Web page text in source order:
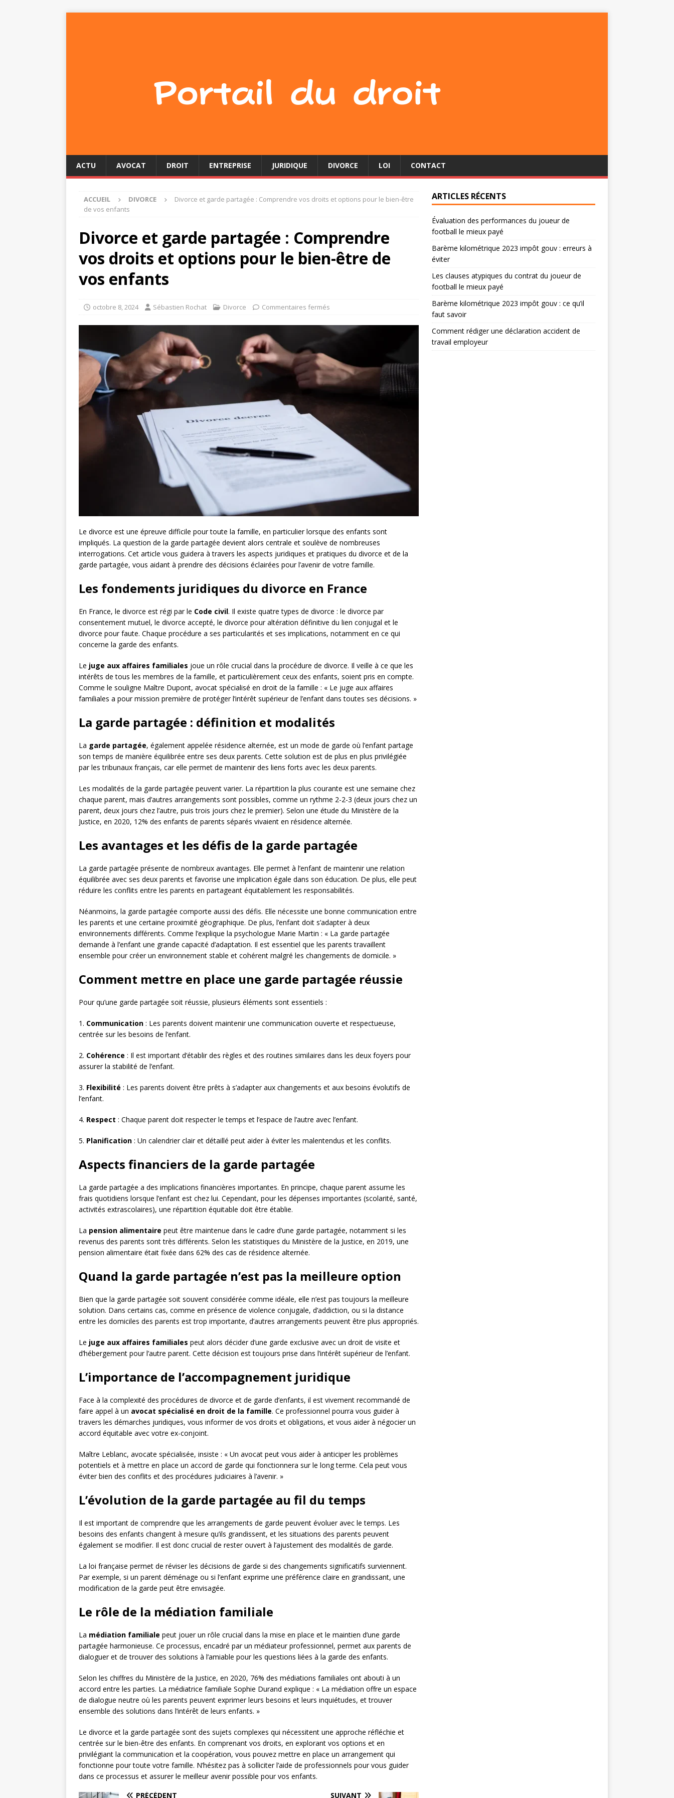
ACTU AVOCAT DROIT ENTREPRISE JURIDIQUE DIVORCE LOI CONTACT
ACCUEIL DIVORCE
Divorce et garde partagée : Comprendre vos droits et options pour le bien-être
de vos enfants
Divorce et garde partagée : Comprendre
vos droits et options pour le bien-être de
vos enfants
octobre 8, 2024 Sébastien Rochat Divorce Commentaires fermés
Le divorce est une épreuve difficile pour toute la famille, en particulier lorsque des enfants sont
impliqués. La question de la garde partagée devient alors centrale et soulève de nombreuses
interrogations. Cet article vous guidera à travers les aspects juridiques et pratiques du divorce et de la
garde partagée, vous aidant à prendre des décisions éclairées pour l’avenir de votre famille.
Les fondements juridiques du divorce en France
En France, le divorce est régi par le Code civil. Il existe quatre types de divorce : le divorce par
consentement mutuel, le divorce accepté, le divorce pour altération définitive du lien conjugal et le
divorce pour faute. Chaque procédure a ses particularités et ses implications, notamment en ce qui
concerne la garde des enfants.
Le juge aux affaires familiales joue un rôle crucial dans la procédure de divorce. Il veille à ce que les
intérêts de tous les membres de la famille, et particulièrement ceux des enfants, soient pris en compte.
Comme le souligne Maître Dupont, avocat spécialisé en droit de la famille : « Le juge aux affaires
familiales a pour mission première de protéger l’intérêt supérieur de l’enfant dans toutes ses décisions. »
La garde partagée : définition et modalités
La garde partagée, également appelée résidence alternée, est un mode de garde où l’enfant partage
son temps de manière équilibrée entre ses deux parents. Cette solution est de plus en plus privilégiée
par les tribunaux français, car elle permet de maintenir des liens forts avec les deux parents.
Les modalités de la garde partagée peuvent varier. La répartition la plus courante est une semaine chez
chaque parent, mais d’autres arrangements sont possibles, comme un rythme 2-2-3 (deux jours chez un
parent, deux jours chez l’autre, puis trois jours chez le premier). Selon une étude du Ministère de la
Justice, en 2020, 12% des enfants de parents séparés vivaient en résidence alternée.
Les avantages et les défis de la garde partagée
La garde partagée présente de nombreux avantages. Elle permet à l’enfant de maintenir une relation
équilibrée avec ses deux parents et favorise une implication égale dans son éducation. De plus, elle peut
réduire les conflits entre les parents en partageant équitablement les responsabilités.
Néanmoins, la garde partagée comporte aussi des défis. Elle nécessite une bonne communication entre
les parents et une certaine proximité géographique. De plus, l’enfant doit s’adapter à deux
environnements différents. Comme l’explique la psychologue Marie Martin : « La garde partagée
demande à l’enfant une grande capacité d’adaptation. Il est essentiel que les parents travaillent
ensemble pour créer un environnement stable et cohérent malgré les changements de domicile. »
Comment mettre en place une garde partagée réussie
Pour qu’une garde partagée soit réussie, plusieurs éléments sont essentiels :
1. Communication : Les parents doivent maintenir une communication ouverte et respectueuse,
centrée sur les besoins de l’enfant.
2. Cohérence : Il est important d’établir des règles et des routines similaires dans les deux foyers pour
assurer la stabilité de l’enfant.
3. Flexibilité : Les parents doivent être prêts à s’adapter aux changements et aux besoins évolutifs de
l’enfant.
4. Respect : Chaque parent doit respecter le temps et l’espace de l’autre avec l’enfant.
5. Planification : Un calendrier clair et détaillé peut aider à éviter les malentendus et les conflits.
Aspects financiers de la garde partagée
La garde partagée a des implications financières importantes. En principe, chaque parent assume les
frais quotidiens lorsque l’enfant est chez lui. Cependant, pour les dépenses importantes (scolarité, santé,
activités extrascolaires), une répartition équitable doit être établie.
La pension alimentaire peut être maintenue dans le cadre d’une garde partagée, notamment si les
revenus des parents sont très différents. Selon les statistiques du Ministère de la Justice, en 2019, une
pension alimentaire était fixée dans 62% des cas de résidence alternée.
Quand la garde partagée n’est pas la meilleure option
Bien que la garde partagée soit souvent considérée comme idéale, elle n’est pas toujours la meilleure
solution. Dans certains cas, comme en présence de violence conjugale, d’addiction, ou si la distance
entre les domiciles des parents est trop importante, d’autres arrangements peuvent être plus appropriés.
Le juge aux affaires familiales peut alors décider d’une garde exclusive avec un droit de visite et
d’hébergement pour l’autre parent. Cette décision est toujours prise dans l’intérêt supérieur de l’enfant.
L’importance de l’accompagnement juridique
Face à la complexité des procédures de divorce et de garde d’enfants, il est vivement recommandé de
faire appel à un avocat spécialisé en droit de la famille. Ce professionnel pourra vous guider à
travers les démarches juridiques, vous informer de vos droits et obligations, et vous aider à négocier un
accord équitable avec votre ex-conjoint.
Maître Leblanc, avocate spécialisée, insiste : « Un avocat peut vous aider à anticiper les problèmes
potentiels et à mettre en place un accord de garde qui fonctionnera sur le long terme. Cela peut vous
éviter bien des conflits et des procédures judiciaires à l’avenir. »
L’évolution de la garde partagée au fil du temps
Il est important de comprendre que les arrangements de garde peuvent évoluer avec le temps. Les
besoins des enfants changent à mesure qu’ils grandissent, et les situations des parents peuvent
également se modifier. Il est donc crucial de rester ouvert à l’ajustement des modalités de garde.
La loi française permet de réviser les décisions de garde si des changements significatifs surviennent.
Par exemple, si un parent déménage ou si l’enfant exprime une préférence claire en grandissant, une
modification de la garde peut être envisagée.
Le rôle de la médiation familiale
La médiation familiale peut jouer un rôle crucial dans la mise en place et le maintien d’une garde
partagée harmonieuse. Ce processus, encadré par un médiateur professionnel, permet aux parents de
dialoguer et de trouver des solutions à l’amiable pour les questions liées à la garde des enfants.
Selon les chiffres du Ministère de la Justice, en 2020, 76% des médiations familiales ont abouti à un
accord entre les parties. La médiatrice familiale Sophie Durand explique : « La médiation offre un espace
de dialogue neutre où les parents peuvent exprimer leurs besoins et leurs inquiétudes, et trouver
ensemble des solutions dans l’intérêt de leurs enfants. »
Le divorce et la garde partagée sont des sujets complexes qui nécessitent une approche réfléchie et
centrée sur le bien-être des enfants. En comprenant vos droits, en explorant vos options et en
privilégiant la communication et la coopération, vous pouvez mettre en place un arrangement qui
fonctionne pour toute votre famille. N’hésitez pas à solliciter l’aide de professionnels pour vous guider
dans ce processus et assurer le meilleur avenir possible pour vos enfants.
PRÉCÉDENT
SUIVANT
ARTICLES RÉCENTS
Évaluation des performances du joueur de
football le mieux payé
Barème kilométrique 2023 impôt gouv : erreurs à
éviter
Les clauses atypiques du contrat du joueur de
football le mieux payé
Barème kilométrique 2023 impôt gouv : ce qu’il
faut savoir
Comment rédiger une déclaration accident de
travail employeur